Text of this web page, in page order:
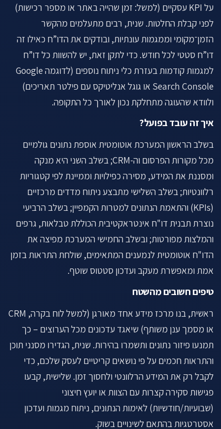
על KPI עסקיים (למשל: זמן שהייה באתר או מספר רכישות)
לפני קבלת החלטות. שנית, רבים מתעלמים מהקשר
הזמן־מקומי וממגמות עונתיות, ובודקים את הדו”ח כאילו זה
דו”ח סטטי לכל חודש. כדי לתקן זאת, יש להשוות כל דו”ח
למגמות קודמות בעזרת כלי ניתוח נוספים (לדוגמה Google
Search Console או גוגל אנליטיקס עם פילטר תאריכים)
ולוודא שהעוגה מתחלקת נכון לאורך כל התקופה.
איך זה עובד בפועל?
בשלב הראשון המערכת אוטומטית אוספת נתונים גולמיים
מכל מקורות הפרסום וה-CRM; בשלב השני היא מנקה
ומסננת את המידע, מסירה כפילויות וממיינת לפי קטגוריות
רלוונטיות; בשלב השלישי מתבצע ניתוח מדדים מרכזיים
(KPIs) והתאמת הנתונים למטרות הקמפיין; בשלב הרביעי
נוצרת תבנית דו"ח אינטראקטיבית הכוללת טבלאות, גרפים
והמלצות מפורטות; ובשלב החמישי המערכת מפיצה את
הדו"ח אוטומטית לנמענים המתאימים, שולחת התראות בזמן
אמת ומאפשרת מעקב ועדכון סטטוס שוטף.
טיפים חשובים מהשטח
ראשית, בנו מרכז מידע אחד מאורגן (למשל לוח בקרה, CRM
או מסמך ענן משותף) שיאגד עדכונים מכל הערוצים – כך
תמנעו פיזור נתונים ותשמרו בהירות. שנית, הגדירו מסנני תוכן
והתראות חכמים על פי נושאים קריטיים לעסק שלכם, כדי
לקבל רק את המידע הרלוונטי ולחסוך זמן. שלישית, קבעו
פגישות סקירה קצרות עם הצוות או יועץ חיצוני
(שבועיות/חודשיות) לאימות הנתונים, ניתוח מגמות ועדכון
אסטרטגיות בהתאם לשינויים בשוק.